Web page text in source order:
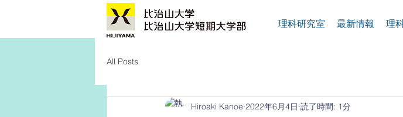
理科研究室 最新情報 理
All Posts
Hiroaki Kanoe 2022年6月4日 読了時間: 1分